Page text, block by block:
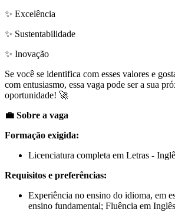
✨ Excelência
✨ Sustentabilidade
✨ Inovação
Se você se identifica com esses valores e
com entusiasmo, essa vaga pode ser a sua
oportunidade! 🚀
💼 Sobre a vaga
Formação exigida:
Licenciatura completa em Letras -
Requisitos e preferências:
Experiência no ensino do idioma, em
ensino fundamental; Fluência em